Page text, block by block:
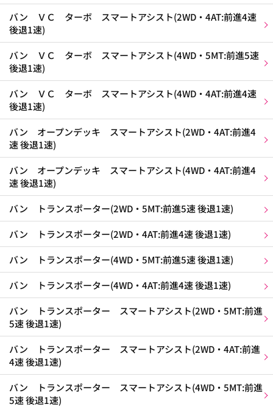
バン ＶＣ ターボ スマートアシスト(2WD・4AT:前進4速
後退1速)
バン ＶＣ ターボ スマートアシスト(4WD・5MT:前進5速
後退1速)
バン ＶＣ ターボ スマートアシスト(4WD・4AT:前進4速
後退1速)
バン オープンデッキ スマートアシスト(2WD・4AT:前進4
速 後退1速)
バン オープンデッキ スマートアシスト(4WD・4AT:前進4
速 後退1速)
バン トランスポーター(2WD・5MT:前進5速 後退1速)
バン トランスポーター(2WD・4AT:前進4速 後退1速)
バン トランスポーター(4WD・5MT:前進5速 後退1速)
バン トランスポーター(4WD・4AT:前進4速 後退1速)
バン トランスポーター スマートアシスト(2WD・5MT:前進
5速 後退1速)
バン トランスポーター スマートアシスト(2WD・4AT:前進
4速 後退1速)
バン トランスポーター スマートアシスト(4WD・5MT:前進
5速 後退1速)